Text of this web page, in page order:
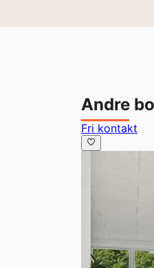
Andre
Fri kontakt